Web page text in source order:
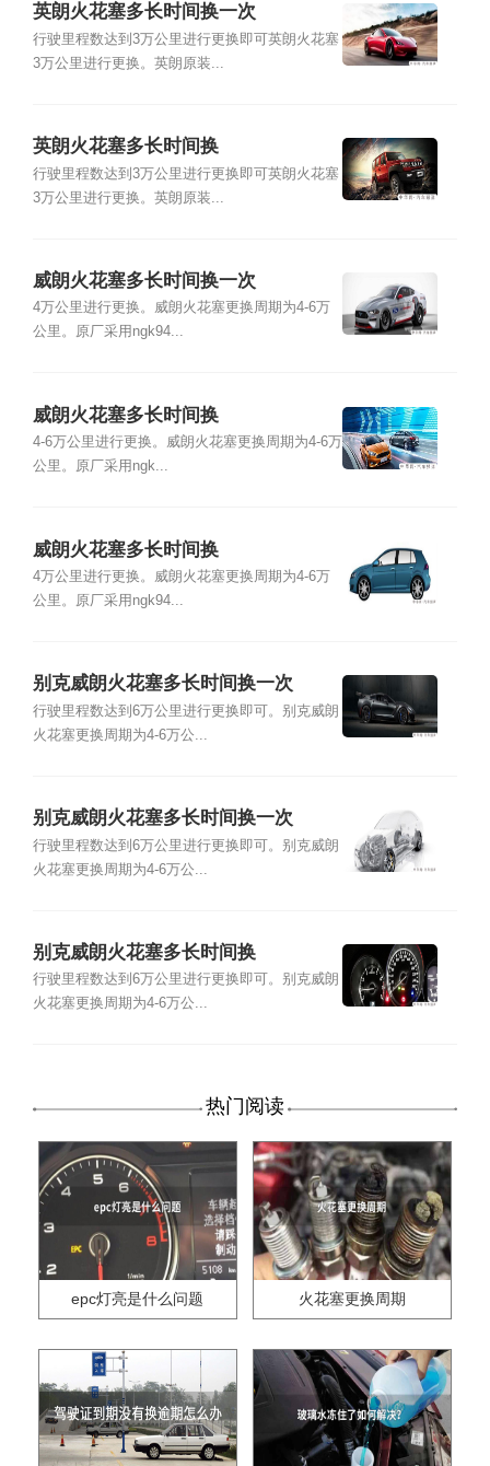
英朗火花塞多长时间换一次
行驶里程数达到3万公里进行更换即可英朗火花塞
3万公里进行更换。英朗原装...
英朗火花塞多长时间换
行驶里程数达到3万公里进行更换即可英朗火花塞
3万公里进行更换。英朗原装...
威朗火花塞多长时间换一次
4万公里进行更换。威朗火花塞更换周期为4-6万
公里。原厂采用ngk94...
威朗火花塞多长时间换
4-6万公里进行更换。威朗火花塞更换周期为4-6万
公里。原厂采用ngk...
威朗火花塞多长时间换
4万公里进行更换。威朗火花塞更换周期为4-6万
公里。原厂采用ngk94...
别克威朗火花塞多长时间换一次
行驶里程数达到6万公里进行更换即可。别克威朗
火花塞更换周期为4-6万公...
别克威朗火花塞多长时间换一次
行驶里程数达到6万公里进行更换即可。别克威朗
火花塞更换周期为4-6万公...
别克威朗火花塞多长时间换
行驶里程数达到6万公里进行更换即可。别克威朗
火花塞更换周期为4-6万公...
热门阅读
epc灯亮是什么问题 火花塞更换周期